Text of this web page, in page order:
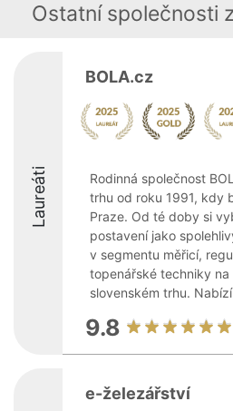
Ostatní společnosti
Laureáti
BOLA.cz
Rodinná společnost
trhu od roku 1991, kdy
Praze. Od té doby si
postavení jako
v segmentu měřicí,
topenářské techniky na
slovenském trhu.
9.8
e-železářství